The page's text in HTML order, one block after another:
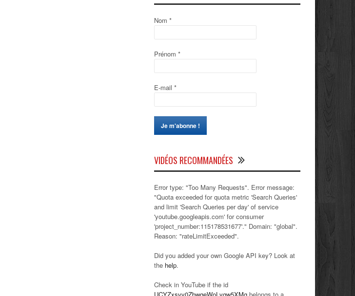
Nom *
Prénom *
E-mail *
VIDÉOS RECOMMANDÉES
Error type: "Too Many Requests". Error message:
"Quota exceeded for quota metric 'Search Queries'
and limit 'Search Queries per day' of service
'youtube.googleapis.com' for consumer
'project_number:115178531677'." Domain: "global".
Reason: "rateLimitExceeded".
Did you added your own Google API key? Look at
the help.
Check in YouTube if the id
UCYZxsvv0ZbwqeWoLvqw5XMg belongs to a